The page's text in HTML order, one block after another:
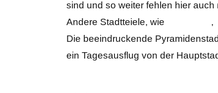
sind und so weiter fehlen hier auch
Andere Stadtteiele, wie
,
Die beeindruckende
ein Tagesausflug von der